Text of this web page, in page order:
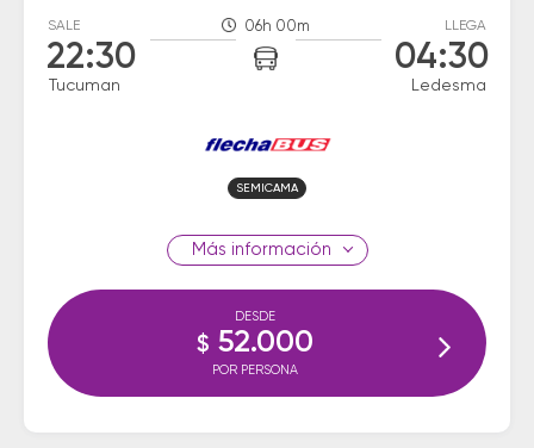
SALE
22:30
Tucuman
06h 00m LLEGA
04:30
Ledesma
SEMICAMA
información
DESDE
$ 52.000
POR PERSONA